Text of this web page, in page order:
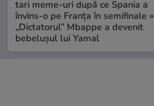
tari meme-uri după ce Spania a
învins-o pe Franța în semifinale »
„Dictatorul” Mbappe a devenit
bebelușul lui Yamal